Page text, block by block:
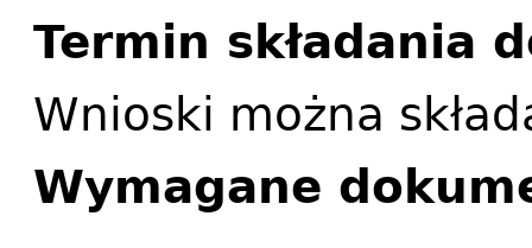
Termin składania
Wnioski można
Wymagane